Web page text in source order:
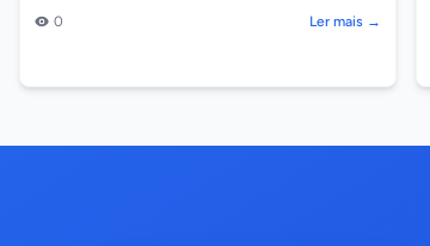
homem de 29...
0 Ler mais →